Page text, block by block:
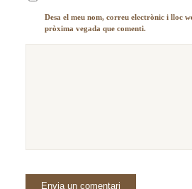
Desa el meu nom, correu electrònic i lloc
pròxima vegada que comenti.